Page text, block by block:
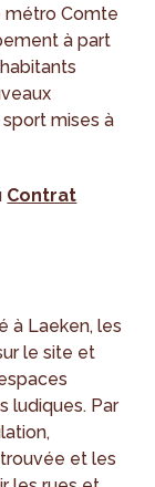
métro Comte
à part
mises à
Contrat
à Laeken, les
le site et
ludiques. Par
et les